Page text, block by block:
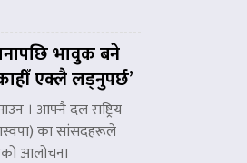
भावुक बने
एक्लै लड्नुपर्छ’
। आफ्नै दल राष्ट्रिय
का सांसदहरूले
आलोचना